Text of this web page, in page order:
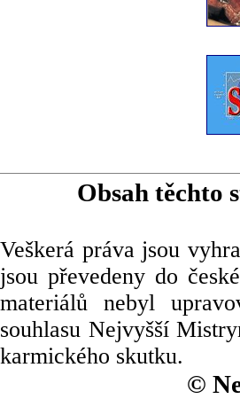
Obsah těchto
Veškerá práva jsou
jsou převedeny do
materiálů nebyl
souhlasu Nejvyšší
karmického skutku.
©